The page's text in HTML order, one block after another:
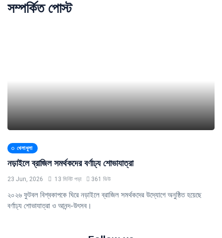
সম্পর্কিত পোস্ট
খেলাধুলা
নড়াইলে ব্রাজিল সমর্থকদের বর্ণাঢ্য শোভাযাত্রা
23 Jun, 2026 13 মিনিট পড়া 361 ভিউ
২০২৬ ফুটবল বিশ্বকাপকে ঘিরে নড়াইলে ব্রাজিল সমর্থকদের উদ্যোগে অনুষ্ঠিত হয়েছে
বর্ণাঢ্য শোভাযাত্রা ও আনন্দ-উৎসব।